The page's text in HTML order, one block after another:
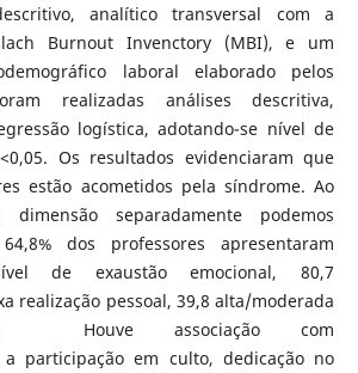
analítico transversal com a
Burnout Invenctory (MBI), e um
laboral elaborado pelos
realizadas análises descritiva,
logística, adotando-se nível de
Os resultados evidenciaram que
estão acometidos pela síndrome. Ao
dimensão separadamente podemos
dos professores apresentaram
de exaustão emocional, 80,7
realização pessoal, 39,8 alta/moderada
Houve associação com
a participação em culto, dedicação no